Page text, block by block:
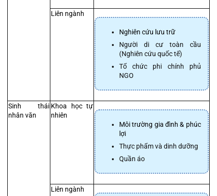
Liên ngành
Nghiên cứu lưu trữ
Người di cư toàn cầu
(Nghiên cứu quốc tế)
Tổ chức phi chính phủ
NGO
Sinh thái
nhân văn
Khoa học tự
nhiên
Môi trường gia đình & phúc
lợi
Thực phẩm và dinh dưỡng
Quần áo
Liên ngành